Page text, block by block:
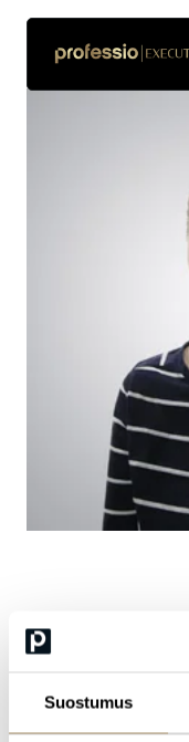
Suostumus
Graphic Designer